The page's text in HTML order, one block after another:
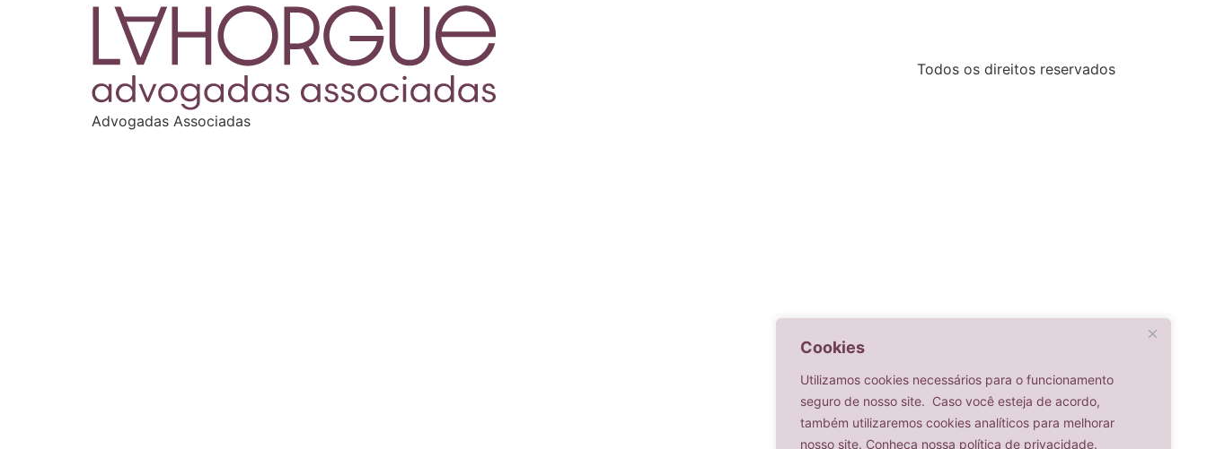
Cookies
Utilizamos cookies necessários para o funcionamento
seguro de nosso site. Caso você esteja de acordo,
também utilizaremos cookies analíticos para melhorar
nosso site. Conheça nossa política de privacidade.
Advogadas Associadas
Todos os direitos reservados